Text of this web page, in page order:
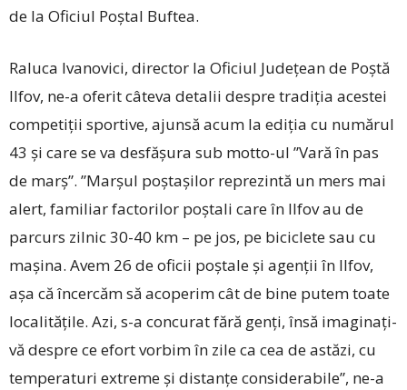
de la Oficiul Poștal Buftea.
Raluca Ivanovici, director la Oficiul Județean de Poștă
Ilfov, ne-a oferit câteva detalii despre tradiția acestei
competiții sportive, ajunsă acum la ediția cu numărul
43 și care se va desfășura sub motto-ul ”Vară în pas
de marș”. ”Marșul poștașilor reprezintă un mers mai
alert, familiar factorilor poștali care în Ilfov au de
parcurs zilnic 30-40 km – pe jos, pe biciclete sau cu
mașina. Avem 26 de oficii poștale și agenții în Ilfov,
așa că încercăm să acoperim cât de bine putem toate
localitățile. Azi, s-a concurat fără genți, însă imaginați-
vă despre ce efort vorbim în zile ca cea de astăzi, cu
temperaturi extreme și distanțe considerabile”, ne-a